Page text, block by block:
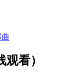
看）